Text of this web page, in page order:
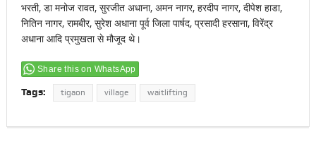
भरती, डा मनोज रावत, सुरजीत अधाना, अमन नागर, हरदीप नागर, दीपेश हाडा,
नितिन नागर, रामबीर, सुरेश अधाना पूर्व जिला पार्षद, प्रसादी हरसाना, विरेंद्र
अधाना आदि प्रमुखता से मौजूद थे।
Share this on WhatsApp
Tags: tigaon village waitlifting